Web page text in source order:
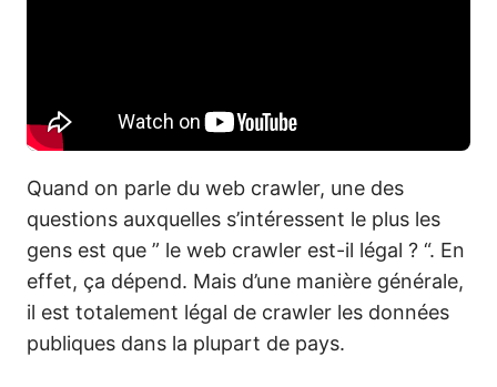
Quand on parle du web crawler, une des
questions auxquelles s’intéressent le plus les
gens est que ” le web crawler est-il légal ? “. En
effet, ça dépend. Mais d’une manière générale,
il est totalement légal de crawler les données
publiques dans la plupart de pays.